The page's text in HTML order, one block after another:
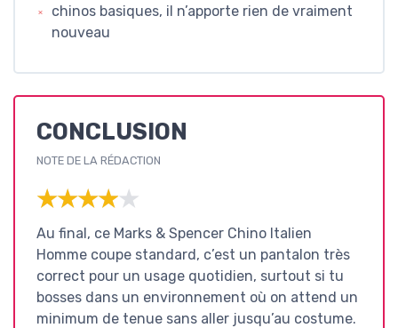
chinos basiques, il n’apporte rien de vraiment
nouveau
CONCLUSION
NOTE DE LA RÉDACTION
★★★★★
★★★★★
Au final, ce Marks & Spencer Chino Italien
Homme coupe standard, c’est un pantalon très
correct pour un usage quotidien, surtout si tu
bosses dans un environnement où on attend un
minimum de tenue sans aller jusqu’au costume.